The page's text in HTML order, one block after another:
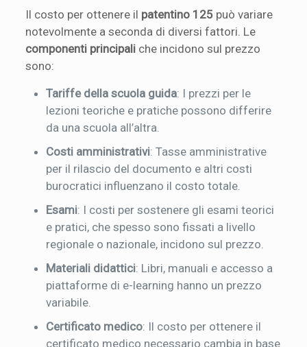
Il costo per ottenere il patentino 125 può variare
notevolmente a seconda di diversi fattori. Le
componenti principali che incidono sul prezzo
sono:
Tariffe della scuola guida: I prezzi per le
lezioni teoriche e pratiche possono differire
da una scuola all’altra.
Costi amministrativi: Tasse amministrative
per il rilascio del documento e altri costi
burocratici influenzano il costo totale.
Esami: I costi per sostenere gli esami teorici
e pratici, che spesso sono fissati a livello
regionale o nazionale, incidono sul prezzo.
Materiali didattici: Libri, manuali e accesso a
piattaforme di e-learning hanno un prezzo
variabile.
Certificato medico: Il costo per ottenere il
certificato medico necessario cambia in base